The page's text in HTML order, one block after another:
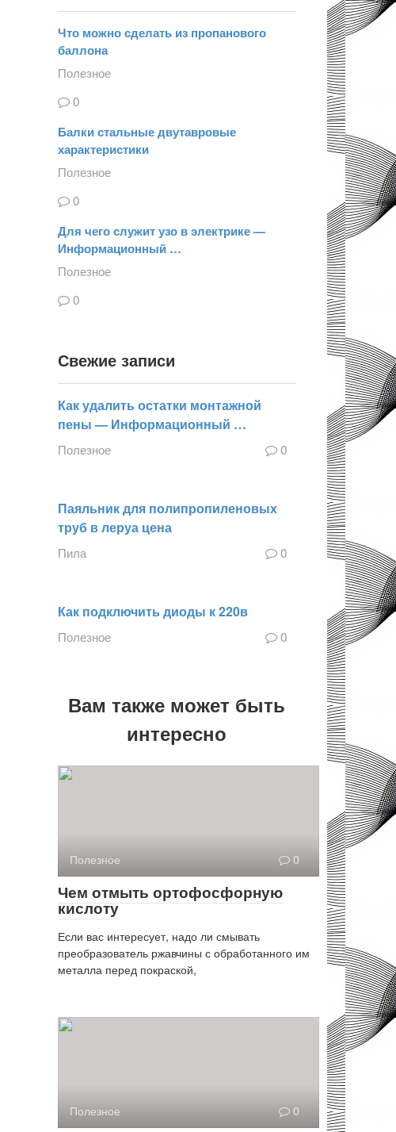
Что можно сделать из пропанового
баллона
Полезное
0
Балки стальные двутавровые
характеристики
Полезное
0
Для чего служит узо в электрике —
Информационный …
Полезное
0
Свежие записи
Как удалить остатки монтажной
пены — Информационный …
Полезное 0
Паяльник для полипропиленовых
труб в леруа цена
Пила 0
Как подключить диоды к 220в
Полезное 0
Вам также может быть
интересно
Полезное 0
Чем отмыть ортофосфорную
кислоту
Если вас интересует, надо ли смывать
преобразователь ржавчины с обработанного им
металла перед покраской,
Полезное 0